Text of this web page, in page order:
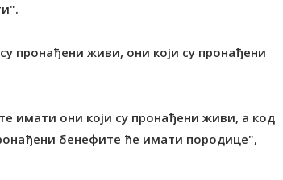
пронађени живи, они који су пронађени
имати они који су пронађени живи, а код
бенефите ће имати породице",